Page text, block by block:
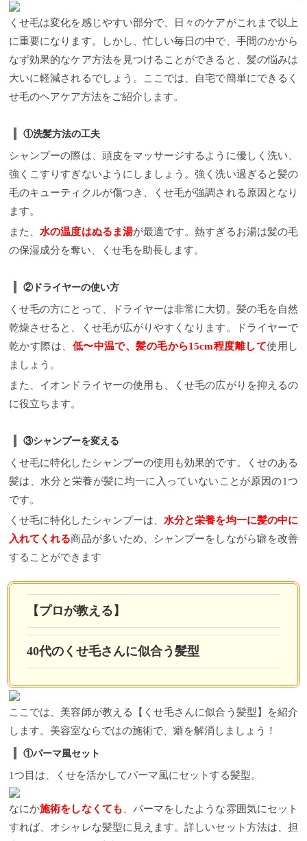
くせ毛は変化を感じやすい部分で、日々のケアがこれまで以上
に重要になります。しかし、忙しい毎日の中で、手間のかから
なず効果的なケア方法を見つけることができると、髪の悩みは
大いに軽減されるでしょう。ここでは、自宅で簡単にできるく
せ毛のヘアケア方法をご紹介します。
①洗髪方法の工夫
シャンプーの際は、頭皮をマッサージするように優しく洗い、
強くこすりすぎないようにしましょう。強く洗い過ぎると髪の
毛のキューティクルが傷つき、くせ毛が強調される原因となり
ます。
また、水の温度はぬるま湯が最適です。熱すぎるお湯は髪の毛
の保湿成分を奪い、くせ毛を助長します。
②ドライヤーの使い方
くせ毛の方にとって、ドライヤーは非常に大切。髪の毛を自然
乾燥させると、くせ毛が広がりやすくなります。ドライヤーで
乾かす際は、 低〜中温で、髪の毛から15cm程度離して使用し
ましょう。
また、イオンドライヤーの使用も、くせ毛の広がりを抑えるの
に役立ちます。
③シャンプーを変える
くせ毛に特化したシャンプーの使用も効果的です。くせのある
髪は、水分と栄養が髪に均一に入っていないことが原因の1つ
です。
くせ毛に特化したシャンプーは、水分と栄養を均一に髪の中に
入れてくれる商品が多いため、シャンプーをしながら癖を改善
することができます
【プロが教える】
40代のくせ毛さんに似合う髪型
ここでは、美容師が教える【くせ毛さんに似合う髪型】を紹介
します。美容室ならではの施術で、癖を解消しましょう！
①パーマ風セット
1つ目は、くせを活かしてパーマ風にセットする髪型。
なにか施術をしなくても 、パーマをしたような雰囲気にセット
すれば、オシャレな髪型に見えます。詳しいセット方法は、担